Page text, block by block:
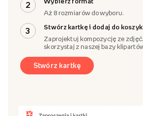
2
Aż 8 rozmiarów do wyboru.
3
Stwórz kartkę i dodaj do
Zaprojektuj kompozycję ze
skorzystaj z naszej bazy
Stwórz kartkę